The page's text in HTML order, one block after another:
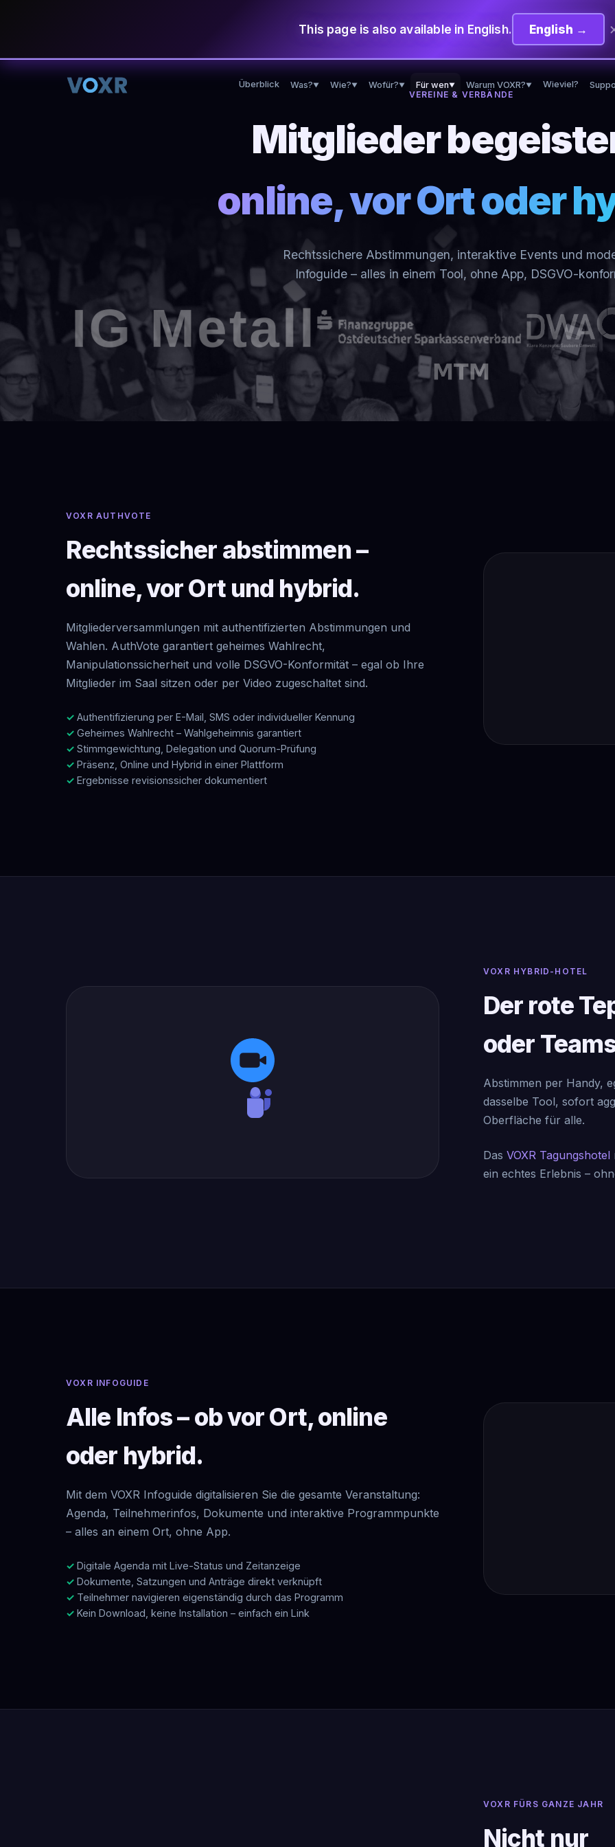
This page is also available in English. English →
Überblick Was?▼ Wie?▼ Wofür?▼ Für wen▼ Warum VOXR?▼ Wieviel?
VEREINE & VERBÄNDE
Mitglieder
online, vor Ort oder
Rechtssichere Abstimmungen, interaktive Events und
Infoguide – alles in einem Tool, ohne App, DSGVO-
VOXR AUTHVOTE
Rechtssicher abstimmen –
online, vor Ort und hybrid.
Mitgliederversammlungen mit authentifizierten Abstimmungen und
Wahlen. AuthVote garantiert geheimes Wahlrecht,
Manipulationssicherheit und volle DSGVO-Konformität – egal ob Ihre
Mitglieder im Saal sitzen oder per Video zugeschaltet sind.
Authentifizierung per E-Mail, SMS oder individueller Kennung
Geheimes Wahlrecht – Wahlgeheimnis garantiert
Stimmgewichtung, Delegation und Quorum-Prüfung
Präsenz, Online und Hybrid in einer Plattform
Ergebnisse revisionssicher dokumentiert
VOXR HYBRID-HOTEL
Der rote
oder
Abstimmen per Handy,
dasselbe Tool, sofort
Oberfläche für alle.
Das VOXR Tagungshotel
ein echtes Erlebnis –
VOXR INFOGUIDE
Alle Infos – ob vor Ort, online
oder hybrid.
Mit dem VOXR Infoguide digitalisieren Sie die gesamte Veranstaltung:
Agenda, Teilnehmerinfos, Dokumente und interaktive Programmpunkte
– alles an einem Ort, ohne App.
Digitale Agenda mit Live-Status und Zeitanzeige
Dokumente, Satzungen und Anträge direkt verknüpft
Teilnehmer navigieren eigenständig durch das Programm
Kein Download, keine Installation – einfach ein Link
VOXR FÜRS GANZE JAHR
Nicht nur